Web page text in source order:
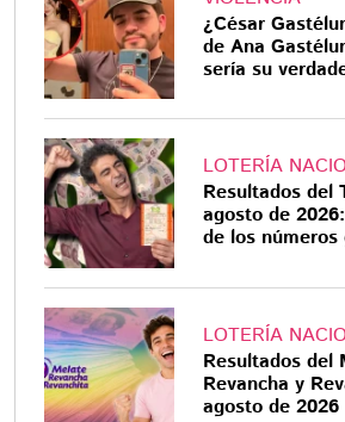
¿César
de Ana
sería su
LOTERÍA
Resultados del
agosto de
de los números
LOTERÍA
Resultados del
Revancha y
agosto de 2026